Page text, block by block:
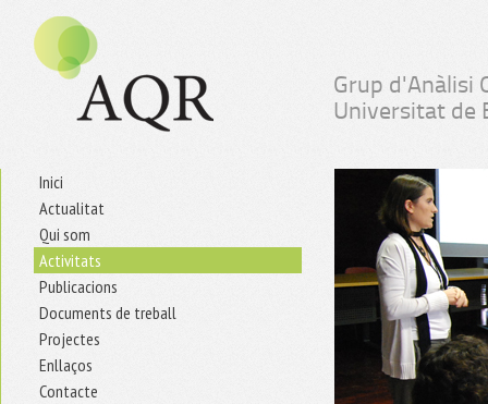
Grup d'Anàlisi
Universitat de
Inici
Actualitat
Qui som
Activitats
Publicacions
Documents de treball
Projectes
Enllaços
Contacte